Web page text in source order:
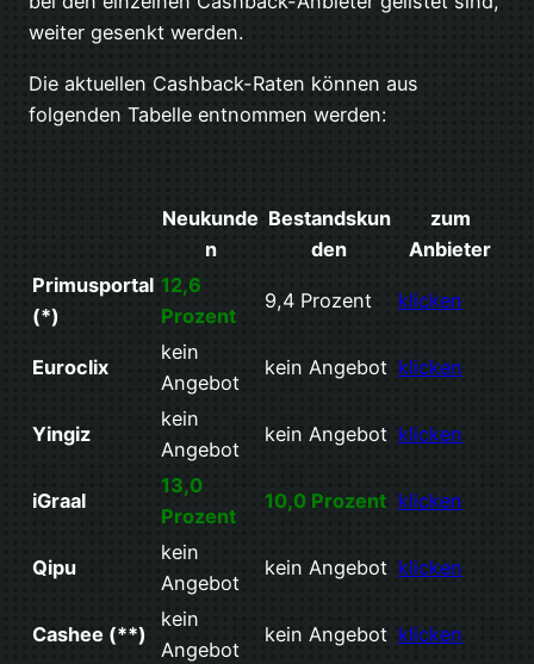
weiter gesenkt werden.
Die aktuellen Cashback-Raten können aus
folgenden Tabelle entnommen werden:
Neukunde
n
Bestandskun
den
zum
Anbieter
Primusportal
(*)
12,6
Prozent
9,4 Prozent klicken
Euroclix
kein
Angebot
kein Angebot klicken
Yingiz
kein
Angebot
kein Angebot klicken
iGraal
13,0
Prozent
10,0 Prozent klicken
Qipu
kein
Angebot
kein Angebot klicken
Cashee (**)
kein
Angebot
kein Angebot klicken